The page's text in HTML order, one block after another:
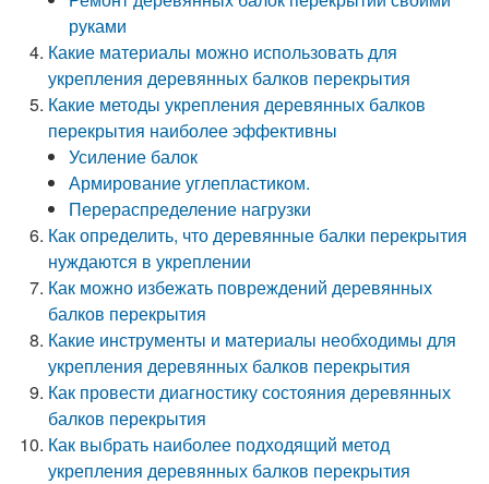
руками
Какие материалы можно использовать для
укрепления деревянных балков перекрытия
Какие методы укрепления деревянных балков
перекрытия наиболее эффективны
Усиление балок
Армирование углепластиком.
Перераспределение нагрузки
Как определить, что деревянные балки перекрытия
нуждаются в укреплении
Как можно избежать повреждений деревянных
балков перекрытия
Какие инструменты и материалы необходимы для
укрепления деревянных балков перекрытия
Как провести диагностику состояния деревянных
балков перекрытия
Как выбрать наиболее подходящий метод
укрепления деревянных балков перекрытия